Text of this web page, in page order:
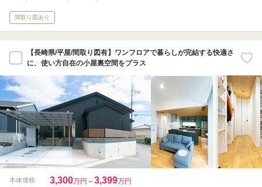
間取り図あり
【長崎県/平屋/間取り図有】ワンフロアで暮らしが完結する快適さ
に、使い方自在の小屋裏空間をプラス
本体価格 3,300万円 ～3,399万円